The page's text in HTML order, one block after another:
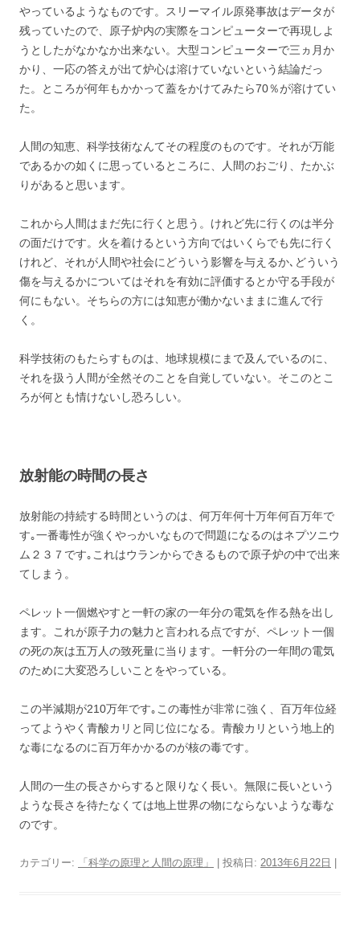
やっているようなものです。スリーマイル原発事故はデータが
残っていたので、原子炉内の実際をコンピューターで再現しよ
うとしたがなかなか出来ない。大型コンピューターで三ヵ月か
かり、一応の答えが出て炉心は溶けていないという結論だっ
た。ところが何年もかかって蓋をかけてみたら70％が溶けてい
た。
人間の知恵、科学技術なんてその程度のものです。それが万能
であるかの如くに思っているところに、人間のおごり、たかぶ
りがあると思います。
これから人間はまだ先に行くと思う。けれど先に行くのは半分
の面だけです。火を着けるという方向ではいくらでも先に行く
けれど、それが人間や社会にどういう影響を与えるか､どういう
傷を与えるかについてはそれを有効に評価するとか守る手段が
何にもない。そちらの方には知恵が働かないままに進んで行
く。
科学技術のもたらすものは、地球規模にまで及んでいるのに、
それを扱う人間が全然そのことを自覚していない。そこのとこ
ろが何とも情けないし恐ろしい。
放射能の時間の長さ
放射能の持続する時間というのは、何万年何十万年何百万年で
す｡一番毒性が強くやっかいなもので問題になるのはネプツニウ
ム２３７です｡これはウランからできるもので原子炉の中で出来
てしまう。
ペレット一個燃やすと一軒の家の一年分の電気を作る熱を出し
ます。これが原子力の魅力と言われる点ですが、ペレット一個
の死の灰は五万人の致死量に当ります。一軒分の一年間の電気
のために大変恐ろしいことをやっている。
この半減期が210万年です｡この毒性が非常に強く、百万年位経
ってようやく青酸カリと同じ位になる。青酸カリという地上的
な毒になるのに百万年かかるのが核の毒です。
人間の一生の長さからすると限りなく長い。無限に長いという
ような長さを待たなくては地上世界の物にならないような毒な
のです。
カテゴリー: 「科学の原理と人間の原理」 | 投稿日: 2013年6月22日